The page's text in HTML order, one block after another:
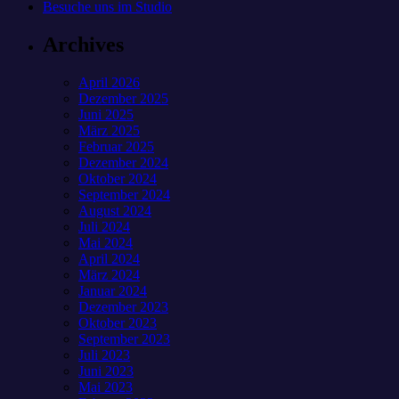
Besuche uns im Studio
Archives
April 2026
Dezember 2025
Juni 2025
März 2025
Februar 2025
Dezember 2024
Oktober 2024
September 2024
August 2024
Juli 2024
Mai 2024
April 2024
März 2024
Januar 2024
Dezember 2023
Oktober 2023
September 2023
Juli 2023
Juni 2023
Mai 2023